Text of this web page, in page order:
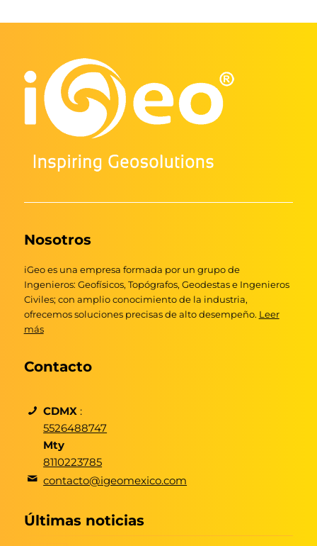
Nosotros
iGeo es una empresa formada por un grupo de
Ingenieros: Geofísicos, Topógrafos, Geodestas e Ingenieros
Civiles; con amplio conocimiento de la industria,
ofrecemos soluciones precisas de alto desempeño. Leer
más
Contacto
CDMX :
5526488747
Mty
8110223785
contacto@igeomexico.com
Últimas noticias